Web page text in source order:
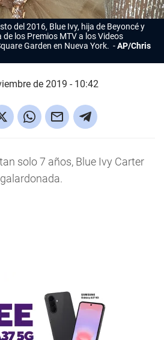
del 2016, Blue Ivy, hija de Beyoncé y
los Premios MTV a los Videos
Garden en Nueva York.
AP/Chris
de 2019 - 10:42
solo 7 años, Blue Ivy Carter